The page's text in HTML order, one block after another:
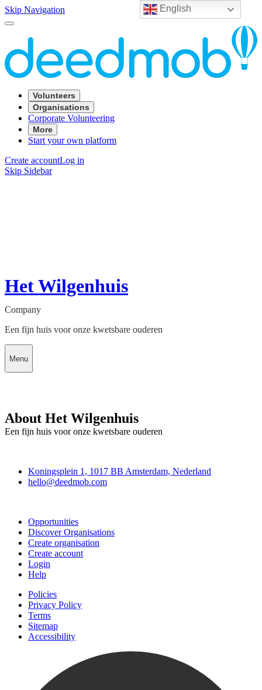
English
Skip Navigation
Volunteers
Organisations
Corporate Volunteering
More
Start your own platform
Create accountLog in
Skip Sidebar
Het Wilgenhuis
Company
Een fijn huis voor onze kwetsbare ouderen
Menu
About Het Wilgenhuis
Een fijn huis voor onze kwetsbare ouderen
Koningsplein 1, 1017 BB Amsterdam, Nederland
hello@deedmob.com
Opportunities
Discover Organisations
Create organisation
Create account
Login
Help
Policies
Privacy Policy
Terms
Sitemap
Accessibility